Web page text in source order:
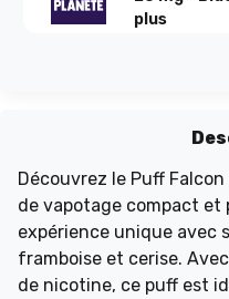
plus
Découvrez le Puff
de vapotage compact
expérience unique avec
framboise et cerise.
de nicotine, ce puff est